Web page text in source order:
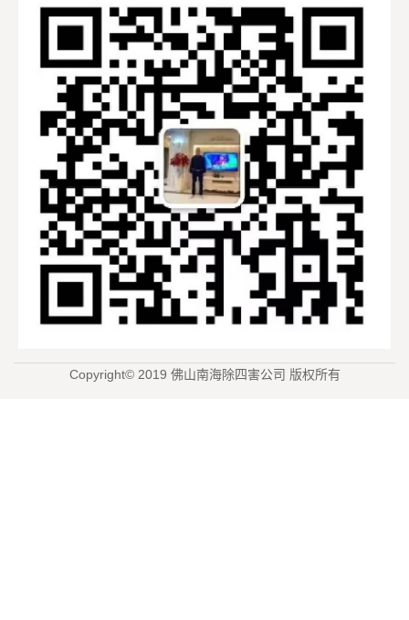
Copyright© 2019 佛山南海除四害公司 版权所有